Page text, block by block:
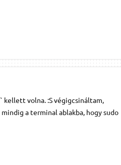
kellett volna. :S végigcsináltam,
a terminal ablakba, hogy sudo